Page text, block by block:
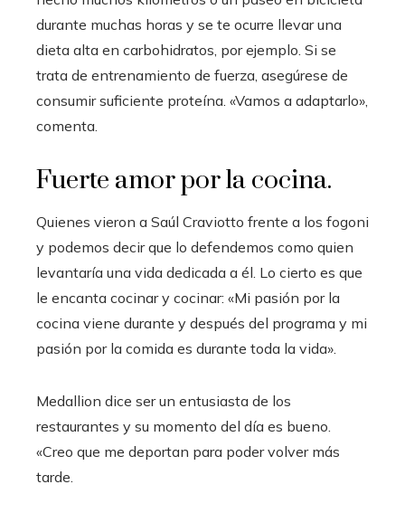
durante muchas horas y se te ocurre llevar una
dieta alta en carbohidratos, por ejemplo. Si se
trata de entrenamiento de fuerza, asegúrese de
consumir suficiente proteína. «Vamos a adaptarlo»,
comenta.
Fuerte amor por la cocina.
Quienes vieron a Saúl Craviotto frente a los fogoni
y podemos decir que lo defendemos como quien
levantaría una vida dedicada a él. Lo cierto es que
le encanta cocinar y cocinar: «Mi pasión por la
cocina viene durante y después del programa y mi
pasión por la comida es durante toda la vida».
Medallion dice ser un entusiasta de los
restaurantes y su momento del día es bueno.
«Creo que me deportan para poder volver más
tarde.